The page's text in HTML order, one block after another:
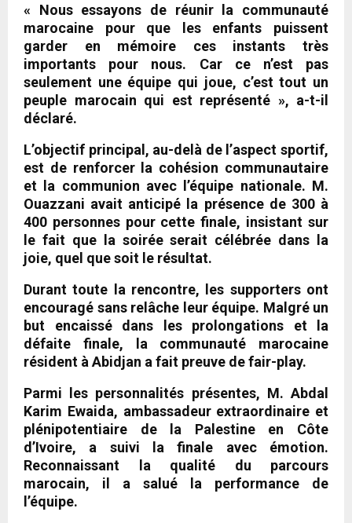
« Nous essayons de réunir la communauté
marocaine pour que les enfants puissent
garder en mémoire ces instants très
importants pour nous. Car ce n’est pas
seulement une équipe qui joue, c’est tout un
peuple marocain qui est représenté », a-t-il
déclaré.
L’objectif principal, au-delà de l’aspect sportif,
est de renforcer la cohésion communautaire
et la communion avec l’équipe nationale. M.
Ouazzani avait anticipé la présence de 300 à
400 personnes pour cette finale, insistant sur
le fait que la soirée serait célébrée dans la
joie, quel que soit le résultat.
Durant toute la rencontre, les supporters ont
encouragé sans relâche leur équipe. Malgré un
but encaissé dans les prolongations et la
défaite finale, la communauté marocaine
résident à Abidjan a fait preuve de fair-play.
Parmi les personnalités présentes, M. Abdal
Karim Ewaida, ambassadeur extraordinaire et
plénipotentiaire de la Palestine en Côte
d’Ivoire, a suivi la finale avec émotion.
Reconnaissant la qualité du parcours
marocain, il a salué la performance de
l’équipe.